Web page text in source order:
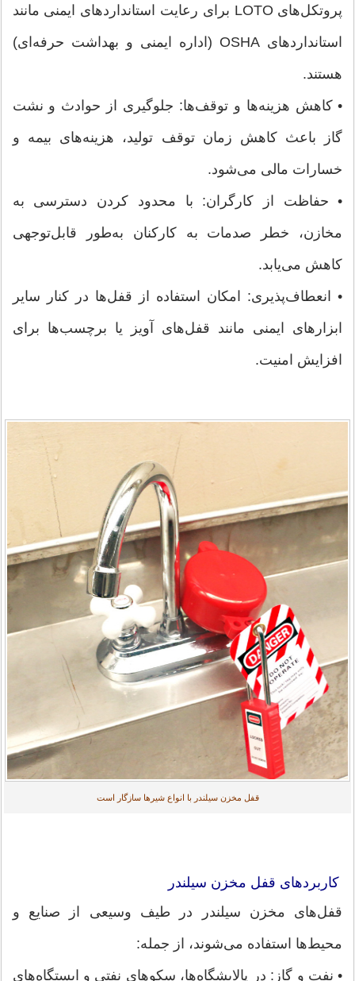
پروتکل‌های LOTO برای رعایت استانداردهای ایمنی مانند
استانداردهای OSHA (اداره ایمنی و بهداشت حرفه‌ای)
هستند.
• کاهش هزینه‌ها و توقف‌ها: جلوگیری از حوادث و نشت
گاز باعث کاهش زمان توقف تولید، هزینه‌های بیمه و
خسارات مالی می‌شود.
• حفاظت از کارگران: با محدود کردن دسترسی به
مخازن، خطر صدمات به کارکنان به‌طور قابل‌توجهی
کاهش می‌یابد.
• انعطاف‌پذیری: امکان استفاده از قفل‌ها در کنار سایر
ابزارهای ایمنی مانند قفل‌های آویز یا برچسب‌ها برای
افزایش امنیت.
قفل مخزن سیلندر با انواع شیرها سازگار است
کاربردهای قفل مخزن سیلندر
قفل‌های مخزن سیلندر در طیف وسیعی از صنایع و
محیط‌ها استفاده می‌شوند، از جمله:
• نفت و گاز: در پالایشگاه‌ها، سکوهای نفتی و ایستگاه‌های